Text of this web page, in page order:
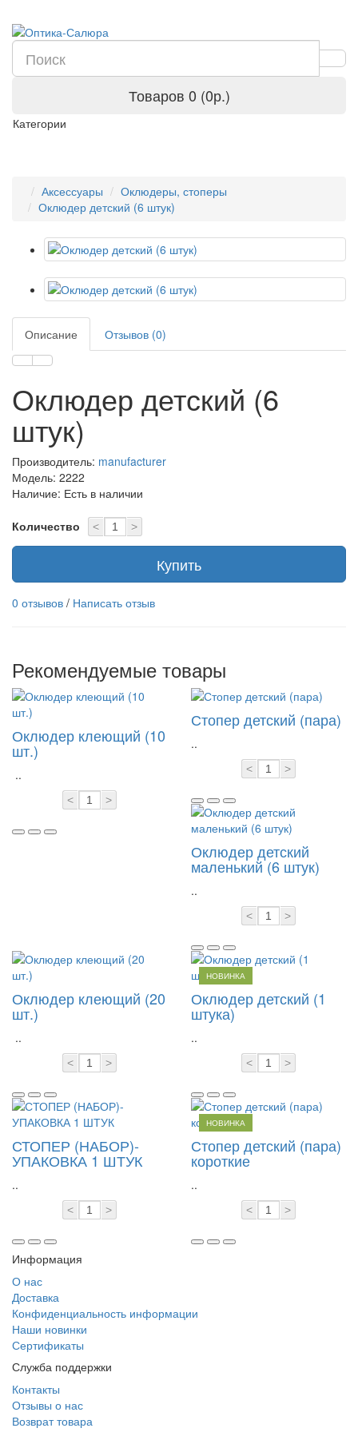
Товаров 0 (0р.)
Категории
Аксессуары
Оклюдеры, стоперы
Оклюдер детский (6 штук)
Описание Отзывов (0)
Оклюдер детский (6
штук)
Производитель: manufacturer
Модель: 2222
Наличие: Есть в наличии
Количество < >
Купить
0 отзывов / Написать отзыв
Рекомендуемые товары
Оклюдер клеющий (10
шт.)
..
< >
Стопер детский (пара)
..
< >
Оклюдер детский
маленький (6 штук)
..
< >
Оклюдер клеющий (20
шт.)
..
< >
НОВИНКА
Оклюдер детский (1
штука)
..
< >
СТОПЕР (НАБОР)-
УПАКОВКА 1 ШТУК
..
< >
НОВИНКА
Стопер детский (пара)
короткие
..
< >
Информация
О нас
Доставка
Конфиденциальность информации
Наши новинки
Сертификаты
Служба поддержки
Контакты
Отзывы о нас
Возврат товара